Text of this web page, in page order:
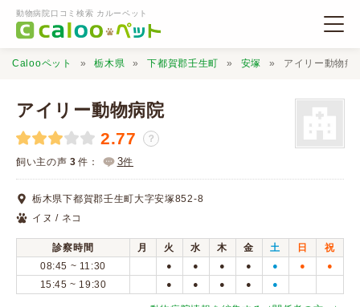
動物病院口コミ検索 カルーペット
動物病院検索
口コミ検索
Calooペットとは？
Calooペット 栃木県 下都賀郡壬生町 安塚 アイリー動物病
アイリー動物病院
2.77 ？
飼い主の声 3 件： 3件
栃木県下都賀郡壬生町大字安塚852-8
イヌ / ネコ
診察時間 月 火 水 木 金 土 日
祝
08:45 ~ 11:30
● ● ● ● ● ● ●
15:45 ~ 19:30 ● ● ● ● ●